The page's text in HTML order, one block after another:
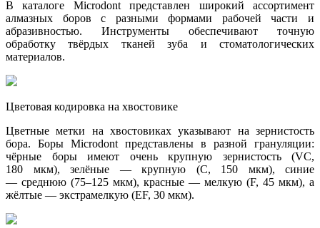
В каталоге Microdont представлен широкий ассортимент
алмазных боров с разными формами рабочей части и
абразивностью. Инструменты обеспечивают точную
обработку твёрдых тканей зуба и стоматологических
материалов.
Цветовая кодировка на хвостовике
Цветные метки на хвостовиках указывают на зернистость
бора. Боры Microdont представлены в разной грануляции:
чёрные боры имеют очень крупную зернистость (VC,
180 мкм), зелёные — крупную (C, 150 мкм), синие
— среднюю (75–125 мкм), красные — мелкую (F, 45 мкм), а
жёлтые — экстрамелкую (EF, 30 мкм).